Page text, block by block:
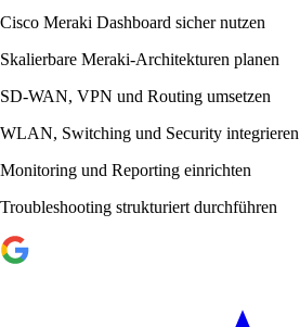
Cisco Meraki Dashboard sicher nutzen
Skalierbare Meraki-Architekturen planen
SD-WAN, VPN und Routing umsetzen
WLAN, Switching und Security integrieren
Monitoring und Reporting einrichten
Troubleshooting strukturiert durchführen